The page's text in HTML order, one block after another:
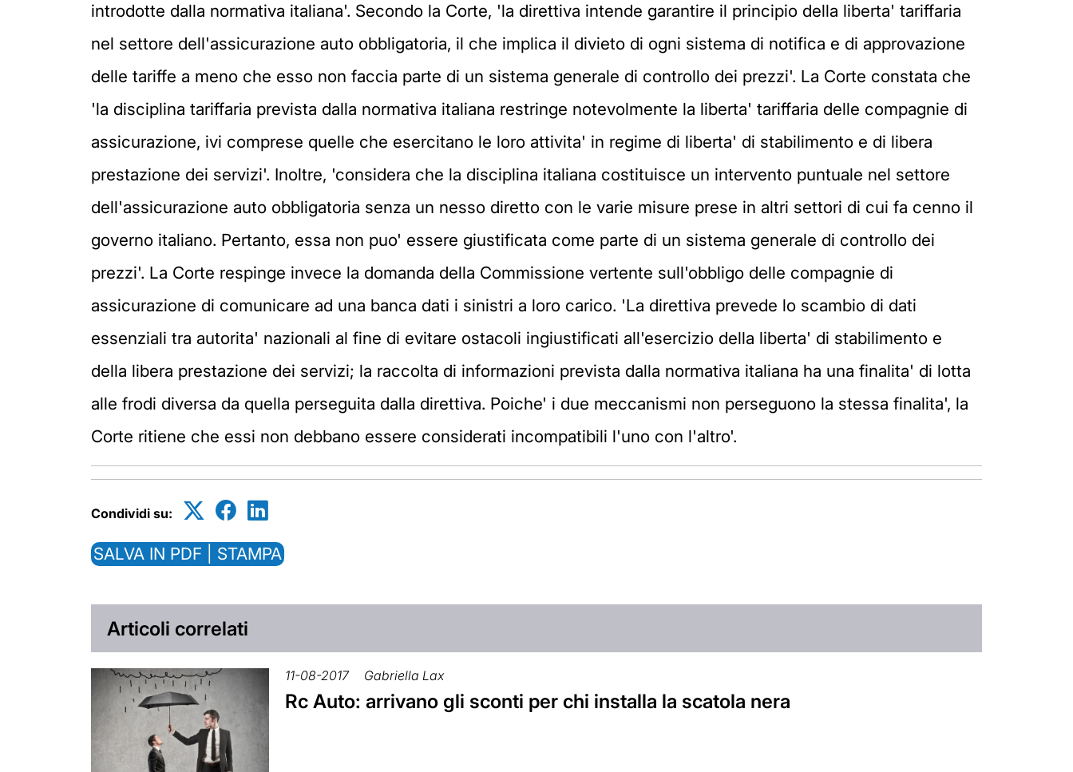
introdotte dalla normativa italiana'. Secondo la Corte, 'la direttiva intende garantire il principio della liberta' tariffaria
nel settore dell'assicurazione auto obbligatoria, il che implica il divieto di ogni sistema di notifica e di approvazione
delle tariffe a meno che esso non faccia parte di un sistema generale di controllo dei prezzi'. La Corte constata che
'la disciplina tariffaria prevista dalla normativa italiana restringe notevolmente la liberta' tariffaria delle compagnie di
assicurazione, ivi comprese quelle che esercitano le loro attivita' in regime di liberta' di stabilimento e di libera
prestazione dei servizi'. Inoltre, 'considera che la disciplina italiana costituisce un intervento puntuale nel settore
dell'assicurazione auto obbligatoria senza un nesso diretto con le varie misure prese in altri settori di cui fa cenno il
governo italiano. Pertanto, essa non puo' essere giustificata come parte di un sistema generale di controllo dei
prezzi'. La Corte respinge invece la domanda della Commissione vertente sull'obbligo delle compagnie di
assicurazione di comunicare ad una banca dati i sinistri a loro carico. 'La direttiva prevede lo scambio di dati
essenziali tra autorita' nazionali al fine di evitare ostacoli ingiustificati all'esercizio della liberta' di stabilimento e
della libera prestazione dei servizi; la raccolta di informazioni prevista dalla normativa italiana ha una finalita' di lotta
alle frodi diversa da quella perseguita dalla direttiva. Poiche' i due meccanismi non perseguono la stessa finalita', la
Corte ritiene che essi non debbano essere considerati incompatibili l'uno con l'altro'.
Condividi su:
SALVA IN PDF | STAMPA
Articoli correlati
11-08-2017 Gabriella Lax
Rc Auto: arrivano gli sconti per chi installa la scatola nera